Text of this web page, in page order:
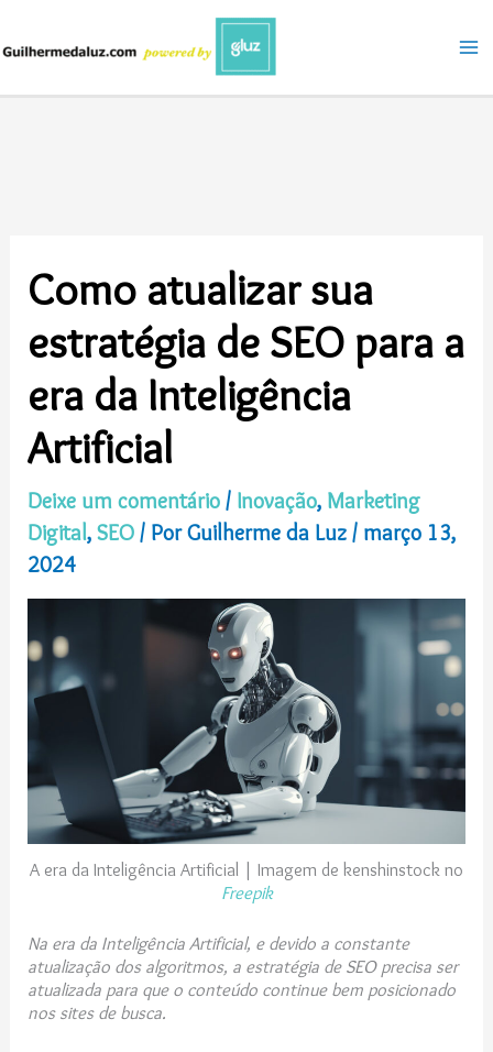
o
Como atualizar sua
estratégia de SEO para a
era da Inteligência
Artificial
Deixe um comentário / Inovação, Marketing
Digital,SEO / PorGuilherme da Luz/ março 13,
2024
A era da Inteligência Artificial | Imagem de kenshinstock no
Freepik
Na era da Inteligência Artificial, e devido a constante
atualização dos algoritmos, a estratégia de SEO precisa ser
atualizada para que o conteúdo continue bem posicionado
nos sites de busca.